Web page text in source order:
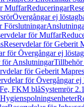
MuffarReduceringar
Övergångar ej
Förslutningar
för Muffar
Reservdelar för Geberit
för Övergångar ej
för AnslutningarTillbehör
för Geberit
för Övergångar ej
FKM blåSystemrör
Hygienspolningsenheter